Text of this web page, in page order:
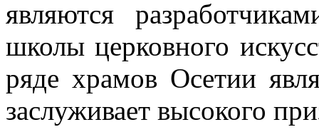
являются
школы церковного
ряде храмов Осетии
заслуживает высокого